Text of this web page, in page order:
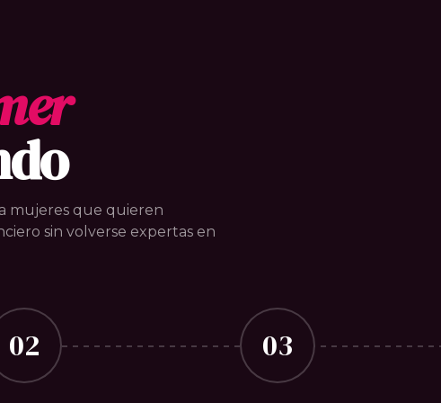
mujeres que quieren
sin volverse expertas en
02 03